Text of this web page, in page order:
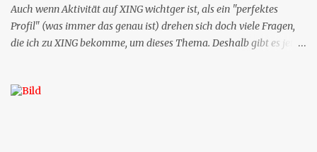
Auch wenn Aktivität auf XING wichtger ist, als ein "perfektes
Profil" (was immer das genau ist) drehen sich doch viele Fragen,
die ich zu XING bekomme, um dieses Thema. Deshalb gibt es jetzt
bekommen Sie kostenlos eine weitere Folge. Die Startsequenz ist 16